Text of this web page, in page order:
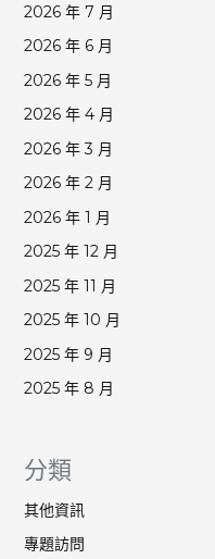
2026 年 7 月
2026 年 6 月
2026 年 5 月
2026 年 4 月
2026 年 3 月
2026 年 2 月
2026 年 1 月
2025 年 12 月
2025 年 11 月
2025 年 10 月
2025 年 9 月
2025 年 8 月
分類
其他資訊
專題訪問